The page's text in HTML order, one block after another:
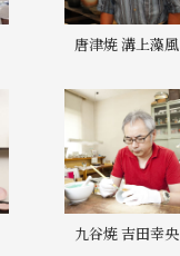
唐津焼 溝上藻風
九谷焼 吉田幸央